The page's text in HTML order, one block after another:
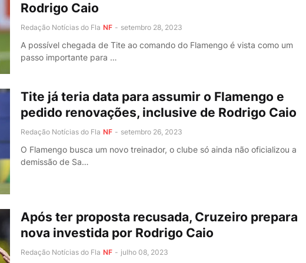
Rodrigo Caio
Redação Notícias do Fla NF - setembro 28, 2023
A possível chegada de Tite ao comando do Flamengo é vista como um
passo importante para …
Tite já teria data para assumir o Flamengo e
pedido renovações, inclusive de Rodrigo Caio
Redação Notícias do Fla NF - setembro 26, 2023
O Flamengo busca um novo treinador, o clube só ainda não oficializou a
demissão de Sa…
Após ter proposta recusada, Cruzeiro prepara
nova investida por Rodrigo Caio
Redação Notícias do Fla NF - julho 08, 2023